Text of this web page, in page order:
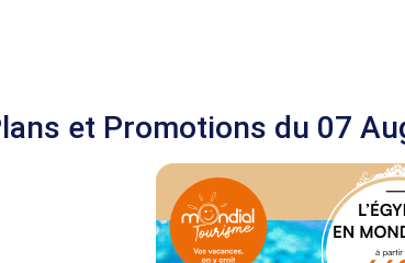
et Promotions du 07